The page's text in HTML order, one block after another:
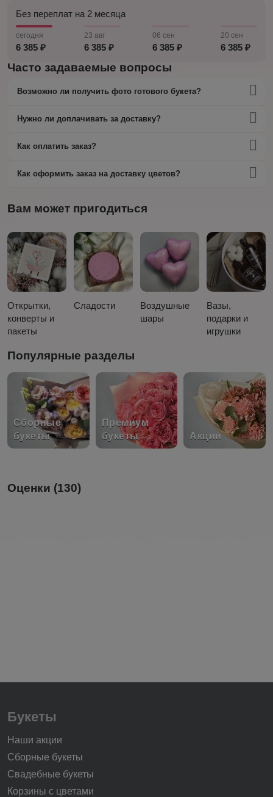
Без переплат на 2 месяца
сегодня
6 385 ₽
23 авг
6 385 ₽
06 сен
6 385 ₽
20 сен
6 385 ₽
Часто задаваемые вопросы
Возможно ли получить фото готового букета?
Нужно ли доплачивать за доставку?
Как оплатить заказ?
Как оформить заказ на доставку цветов?
Вам может пригодиться
Открытки,
конверты и
пакеты
Сладости
Воздушные
шары
Вазы,
подарки и
игрушки
Популярные разделы
Сборные
букеты
Премиум
букеты
Акции
Оценки (130)
Букеты
Наши акции
Сборные букеты
Свадебные букеты
Корзины с цветами